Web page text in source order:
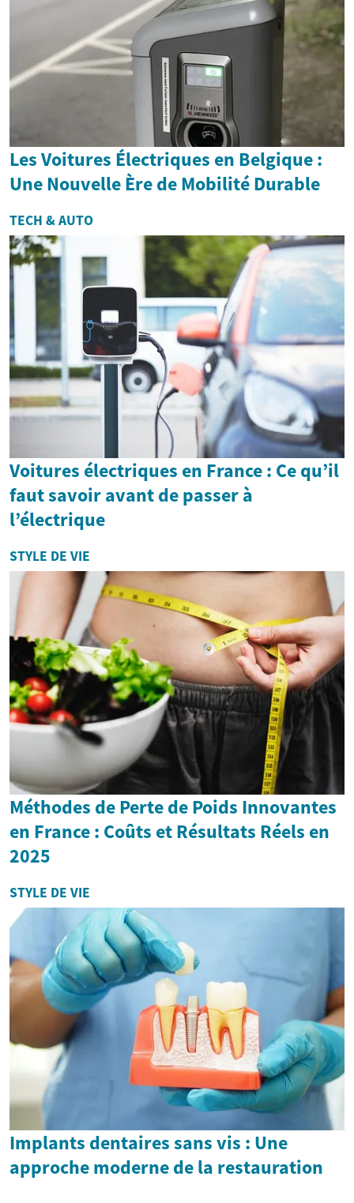
Les Voitures Électriques en Belgique :
Une Nouvelle Ère de Mobilité Durable
TECH & AUTO
Voitures électriques en France : Ce qu’il
faut savoir avant de passer à
l’électrique
STYLE DE VIE
Méthodes de Perte de Poids Innovantes
en France : Coûts et Résultats Réels en
2025
STYLE DE VIE
Implants dentaires sans vis : Une
approche moderne de la restauration